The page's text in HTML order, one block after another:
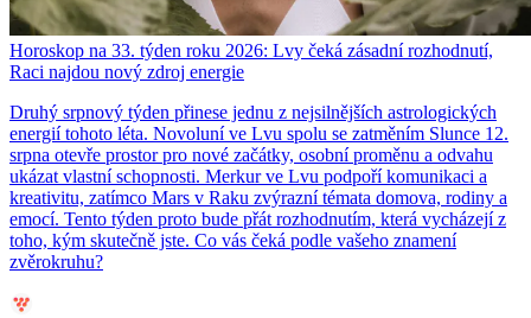
Horoskop na 33. týden roku 2026: Lvy čeká zásadní rozhodnutí,
Raci najdou nový zdroj energie
Druhý srpnový týden přinese jednu z nejsilnějších astrologických
energií tohoto léta. Novoluní ve Lvu spolu se zatměním Slunce 12.
srpna otevře prostor pro nové začátky, osobní proměnu a odvahu
ukázat vlastní schopnosti. Merkur ve Lvu podpoří komunikaci a
kreativitu, zatímco Mars v Raku zvýrazní témata domova, rodiny a
emocí. Tento týden proto bude přát rozhodnutím, která vycházejí z
toho, kým skutečně jste. Co vás čeká podle vašeho znamení
zvěrokruhu?